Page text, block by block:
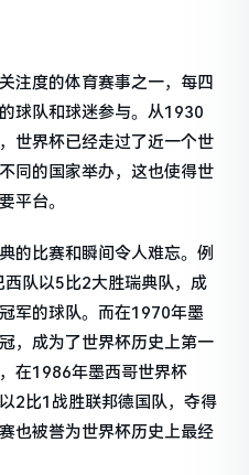
注度的体育赛事之一，每四
球队和球迷参与。从1930
世界杯已经走过了近一个世
同的国家举办，这也使得世
平台。
的比赛和瞬间令人难忘。例
队以5比2大胜瑞典队，成
军的球队。而在1970年墨
，成为了世界杯历史上第一
在1986年墨西哥世界杯
2比1战胜联邦德国队，夺得
也被誉为世界杯历史上最经